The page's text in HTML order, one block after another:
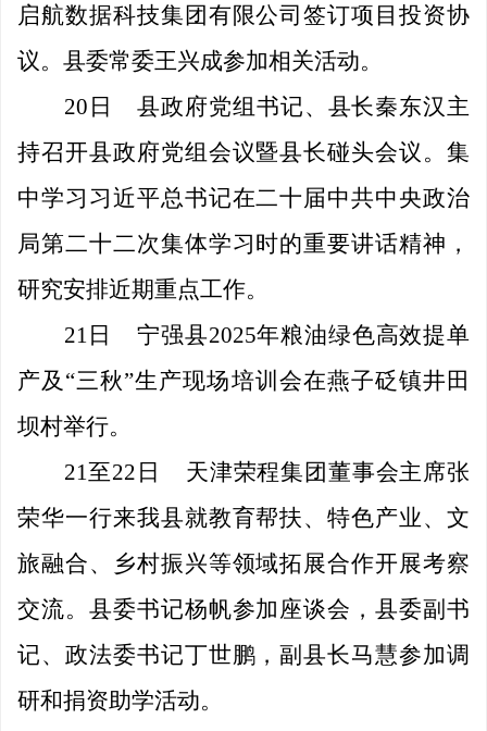
启航数据科技集团有限公司签订项目投资协
议。县委常委王兴成参加相关活动。
20日
县政府党组书记、县长秦东汉主
持召开县政府党组会议暨县长碰头会议。集
中学习习近平总书记在二十届中共中央政治
局第二十二次集体学习时的重要讲话精神，
研究安排近期重点工作。
21日
宁强县2025年粮油绿色高效提单
产及“三秋”生产现场培训会在燕子砭镇井田
坝村举行。
21至22日
天津荣程集团董事会主席张
荣华一行来我县就教育帮扶、特色产业、文
旅融合、乡村振兴等领域拓展合作开展考察
交流。县委书记杨帆参加座谈会，县委副书
记、政法委书记丁世鹏，副县长马慧参加调
研和捐资助学活动。